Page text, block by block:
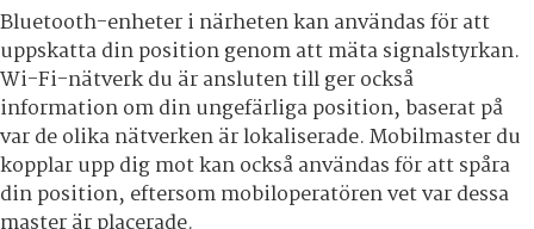
Bluetooth-enheter i närheten kan användas för att
uppskatta din position genom att mäta signalstyrkan.
Wi-Fi-nätverk du är ansluten till ger också
information om din ungefärliga position, baserat på
var de olika nätverken är lokaliserade. Mobilmaster du
kopplar upp dig mot kan också användas för att spåra
din position, eftersom mobiloperatören vet var dessa